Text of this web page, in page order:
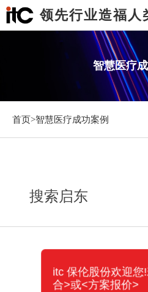
领先行业造福人
智慧医疗
首页>智慧医疗成功案例
搜索启东
itc 保伦股份欢迎
合>或<方案报价>